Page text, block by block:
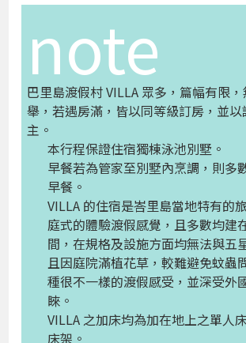
note
巴里島渡假村 VILLA 眾多，篇幅有限
舉，若遇房滿，皆以同等級訂房，並
主。
本行程保證住宿獨棟泳池別墅。
早餐若為管家至別墅內烹調，則多
早餐。
VILLA 的住宿是峇里島當地特有的
庭式的體驗渡假感覺，且多數均建
間，在規格及設施方面均無法與五
且因庭院滿植花草，較難避免蚊蟲
種很不一樣的渡假感受，並深受外
睞。
VILLA 之加床均為加在地上之單人
床架。